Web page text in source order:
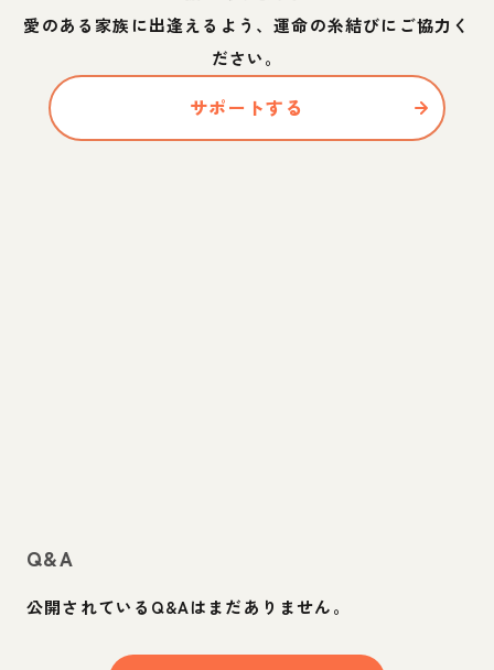
愛のある家族に出逢えるよう、運命の糸結びにご協力く
ださい。
サポートする
Q&A
公開されているQ&Aはまだありません。